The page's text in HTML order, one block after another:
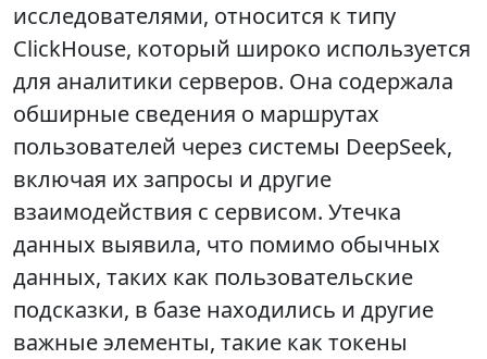
исследователями, относится к типу
ClickHouse, который широко используется
для аналитики серверов. Она содержала
обширные сведения о маршрутах
пользователей через системы DeepSeek,
включая их запросы и другие
взаимодействия с сервисом. Утечка
данных выявила, что помимо обычных
данных, таких как пользовательские
подсказки, в базе находились и другие
важные элементы, такие как токены